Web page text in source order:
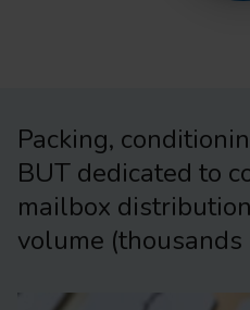
Packing,
BUT dedicated to
mailbox
volume (thousands